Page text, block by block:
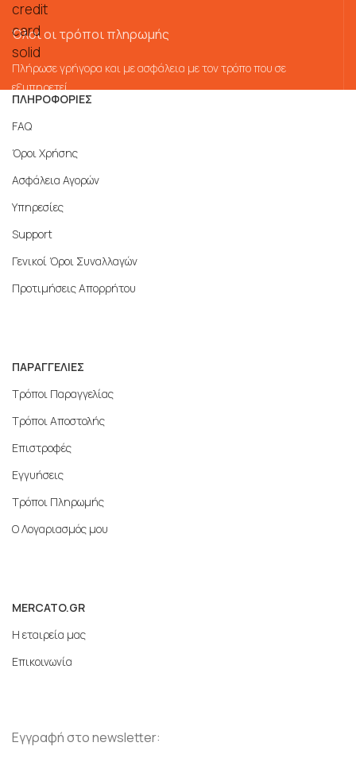
Όλοι οι τρόποι πληρωμής
Πλήρωσε γρήγορα και με ασφάλεια με τον τρόπο που σε
εξυπηρετεί
ΠΛΗΡΟΦΟΡΙΕΣ
FAQ
Όροι Χρήσης
Ασφάλεια Αγορών
Υπηρεσίες
Support
Γενικοί Όροι Συναλλαγών
Προτιμήσεις Απορρήτου
ΠΑΡΑΓΓΕΛΙΕΣ
Τρόποι Παραγγελίας
Τρόποι Αποστολής
Επιστροφές
Εγγυήσεις
Τρόποι Πληρωμής
Ο Λογαριασμός μου
MERCATO.GR
Η εταιρεία μας
Επικοινωνία
Εγγραφή στο newsletter: